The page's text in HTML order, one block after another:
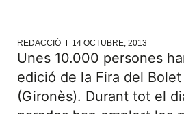
REDACCIÓ 14 OCTUBRE, 2013
Unes 10.000 persones
edició de la Fira del
(Gironès). Durant tot el